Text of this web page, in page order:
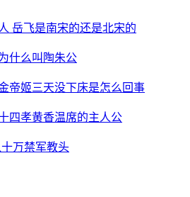
岳飞是南宋的还是北宋的
什么叫陶朱公
帝姬三天没下床是怎么回事
四孝黄香温席的主人公
万禁军教头